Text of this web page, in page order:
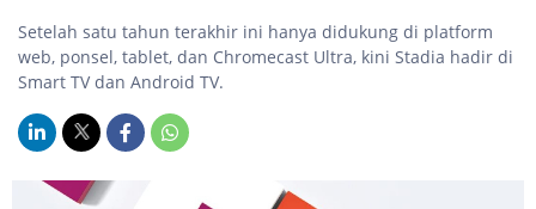
Setelah satu tahun terakhir ini hanya didukung di platform
web, ponsel, tablet, dan Chromecast Ultra, kini Stadia hadir di
Smart TV dan Android TV.